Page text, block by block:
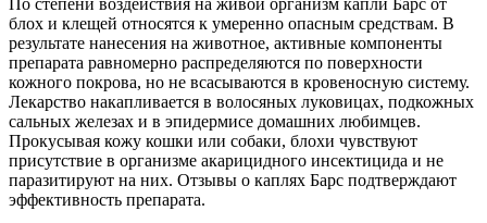
блох и клещей относятся к умеренно опасным средствам. В
результате нанесения на животное, активные компоненты
препарата равномерно распределяются по поверхности
кожного покрова, но не всасываются в кровеносную систему.
Лекарство накапливается в волосяных луковицах, подкожных
сальных железах и в эпидермисе домашних любимцев.
Прокусывая кожу кошки или собаки, блохи чувствуют
присутствие в организме акарицидного инсектицида и не
паразитируют на них. Отзывы о каплях Барс подтверждают
эффективность препарата.